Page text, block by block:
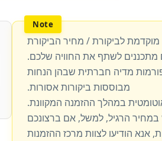
לביקורת / מחיר הביקורת
לשתף את החוויה שלכם.
מדיה חברתית שבהן הנחות
מבוססות ביקורות אסורות.
במהלך ההזמנה המקוונת.
הרגיל, למשל, אם ברצונכם
אנא הודיעו לצוות מרכז ההזמנות